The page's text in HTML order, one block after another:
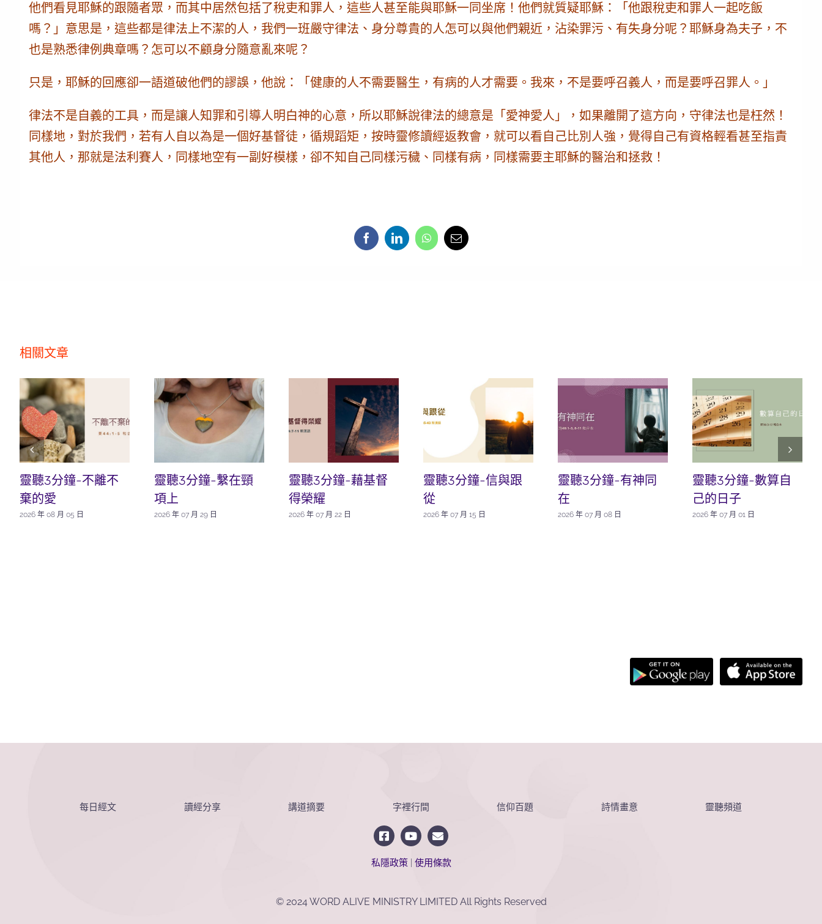
他們看見耶穌的跟隨者眾，而其中居然包括了稅吏和罪人，這些人甚至能與耶穌一同坐席！他們就質疑耶穌：「他跟稅吏和罪人一起吃飯
嗎？」意思是，這些都是律法上不潔的人，我們一班嚴守律法、身分尊貴的人怎可以與他們親近，沾染罪污、有失身分呢？耶穌身為夫子，不
也是熟悉律例典章嗎？怎可以不顧身分隨意亂來呢？
只是，耶穌的回應卻一語道破他們的謬誤，他說：「健康的人不需要醫生，有病的人才需要 。我來，不是要呼召義人，而是要呼召罪人 。」
律法不是自義的工具，而是讓人知罪和引導人明白神的心意，所以耶穌說律法的總意是「愛神愛人」，如果離開了這方向，守律法也是枉然！
同樣地，對於我們，若有人自以為是一個好基督徒，循規蹈矩，按時靈修讀經返教會，就可以看自己比別人強，覺得自己有資格輕看甚至指責
其他人，那就是法利賽人， 同樣地空有一副好模樣，卻不知 自己同樣污穢、同樣有病，同樣需要主耶穌的醫治和拯救！
相關文章
靈聽3分鐘-不離不
棄的愛
2026 年 08 月 05 日
靈聽3分鐘-繫在頸
項上
2026 年 07 月 29 日
靈聽3分鐘-藉基督
得榮耀
2026 年 07 月 22 日
靈聽3分鐘-信與跟
從
2026 年 07 月 15 日
靈聽3分鐘-有神同
在
2026 年 07 月 08 日
靈聽3分鐘-數算自
己的日子
2026 年 07 月 01 日
每日經文 讀經分享 講道摘要 字裡行間 信仰百題 詩情畫意 靈聽頻道
私隱政策| 使用條款
© 2024 WORD ALIVE MINISTRY LIMITED All Rights Reserved